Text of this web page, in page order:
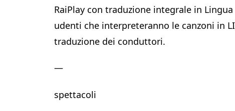
RaiPlay con traduzione integrale in
udenti che interpreteranno le canzoni in
traduzione dei conduttori.
—
spettacoli